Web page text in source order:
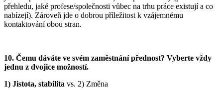
přehledu, jaké profese/společnosti vůbec na trhu práce existují a co
nabízejí). Zároveň jde o dobrou příležitost k vzájemnému
kontaktování obou stran.
10. Čemu dáváte ve svém zaměstnání přednost? Vyberte vždy
jednu z dvojice možností.
1) Jistota, stabilita vs. 2) Změna